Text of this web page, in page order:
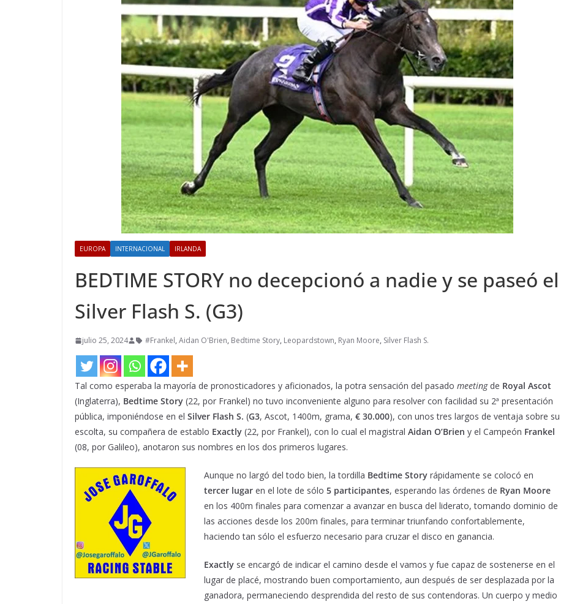
EUROPA INTERNACIONAL IRLANDA
BEDTIME STORY no decepcionó a nadie y se paseó el
Silver Flash S. (G3)
julio 25, 2024 #Frankel, Aidan O'Brien, Bedtime Story, Leopardstown, Ryan Moore, Silver Flash S.
Tal como esperaba la mayoría de pronosticadores y aficionados, la potra sensación del pasado meetingde Royal Ascot
(Inglaterra), Bedtime Story (22, por Frankel) no tuvo inconveniente alguno para resolver con facilidad su 2ª presentación
pública, imponiéndose en el Silver Flash S. (G3, Ascot, 1400m, grama, € 30.000), con unos tres largos de ventaja sobre su
escolta, su compañera de establo Exactly (22, por Frankel), con lo cual el magistral Aidan O’Brien y el Campeón Frankel
(08, por Galileo), anotaron sus nombres en los dos primeros lugares.
Aunque no largó del todo bien, la tordilla Bedtime Story rápidamente se colocó en
tercer lugar en el lote de sólo 5 participantes, esperando las órdenes de Ryan Moore
en los 400m finales para comenzar a avanzar en busca del liderato, tomando dominio de
las acciones desde los 200m finales, para terminar triunfando confortablemente,
haciendo tan sólo el esfuerzo necesario para cruzar el disco en ganancia.
Exactly se encargó de indicar el camino desde el vamos y fue capaz de sostenerse en el
lugar de placé, mostrando buen comportamiento, aun después de ser desplazada por la
ganadora, permaneciendo desprendida del resto de sus contendoras. Un cuerpo y medio